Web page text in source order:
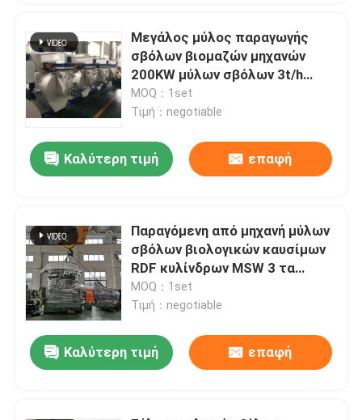
Μεγάλος μύλος παραγωγής
σβόλων βιομαζών μηχανών
200KW μύλων σβόλων 3t/h
ξύλινος
MOQ：1set
Τιμή：negotiable
Καλύτερη τιμή επαφή
Παραγόμενη από μηχανή μύλων
σβόλων βιολογικών καυσίμων
RDF κυλίνδρων MSW 3 τα
απορρίματα κανένα ρουλεμάν
κυλίνδρων.
MOQ：1set
Τιμή：negotiable
Καλύτερη τιμή επαφή